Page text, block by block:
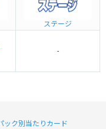
ステージ
-
ック別当たりカード